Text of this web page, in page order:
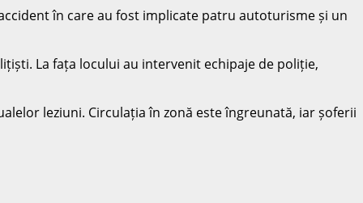
în care au fost implicate patru autoturisme și un
La fața locului au intervenit echipaje de poliție,
leziuni. Circulația în zonă este îngreunată, iar șoferii